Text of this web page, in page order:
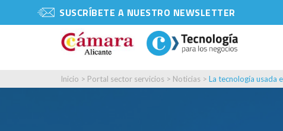
SUSCRÍBETE A NUESTRO NEWSLETTER
Inicio > Portal sector servicios > Noticias > La tecnología usada